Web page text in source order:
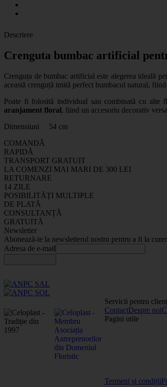
Descriere
Crenguta bumbac artificial
Crenguța de bumbac artificial este alegerea ideală
această crenguță imită perfect bumbacul natural,
Poate fi folosită individual sau combinată cu alte
aranjament floral, fiind un accesoriu decorativ
Dimensiuni 54 cm
COMANDĂ
RAPIDĂ
TRANSPORT GRATUIT
LA COMENZI MAI MARI DE 300 LEI
RETURNARE
14 ZILE
POSIBILITĂȚI MULTIPLE
DE PLATĂ
CONSULTANȚĂ
GRATUITĂ
Newsletter
Abonează-te la newsletterul nostru pentru a fi la
Adresa de e-mail
Servicii pentru
ContactDespre noi
Pagini utile
Termeni și condiții